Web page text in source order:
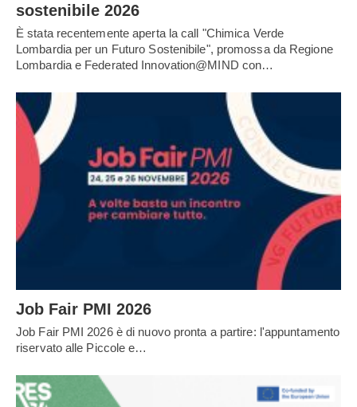
sostenibile 2026
È stata recentemente aperta la call "Chimica Verde
Lombardia per un Futuro Sostenibile", promossa da Regione
Lombardia e Federated Innovation@MIND con…
Job Fair PMI 2026
Job Fair PMI 2026 è di nuovo pronta a partire: l'appuntamento
riservato alle Piccole e…